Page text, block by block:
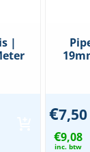
|
€7,50
€9,08
inc. btw